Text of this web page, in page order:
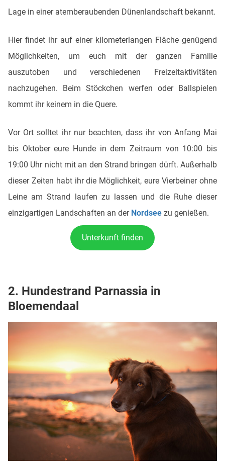
Lage in einer atemberaubenden Dünenlandschaft bekannt.
Hier findet ihr auf einer kilometerlangen Fläche genügend
Möglichkeiten, um euch mit der ganzen Familie
auszutoben und verschiedenen Freizeitaktivitäten
nachzugehen. Beim Stöckchen werfen oder Ballspielen
kommt ihr keinem in die Quere.
Vor Ort solltet ihr nur beachten, dass ihr von Anfang Mai
bis Oktober eure Hunde in dem Zeitraum von 10:00 bis
19:00 Uhr nicht mit an den Strand bringen dürft. Außerhalb
dieser Zeiten habt ihr die Möglichkeit, eure Vierbeiner ohne
Leine am Strand laufen zu lassen und die Ruhe dieser
einzigartigen Landschaften an der Nordsee zu genießen.
Unterkunft finden
2. Hundestrand Parnassia in
Bloemendaal